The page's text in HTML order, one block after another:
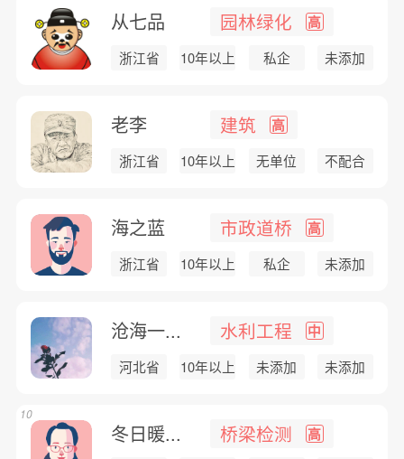
从七品 园林绿化 高
浙江省 10年以上 私企 未添加
老李 建筑 高
浙江省 10年以上 无单位 不配合
海之蓝 市政道桥 高
浙江省 10年以上 私企 未添加
沧海一... 水利工程 中
河北省 10年以上 未添加 未添加
冬日暖... 桥梁检测 高
10